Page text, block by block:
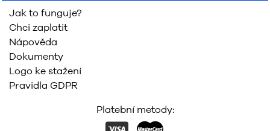
Jak to funguje?
Chci zaplatit
Nápověda
Dokumenty
Logo ke stažení
Pravidla GDPR
Platební metody: